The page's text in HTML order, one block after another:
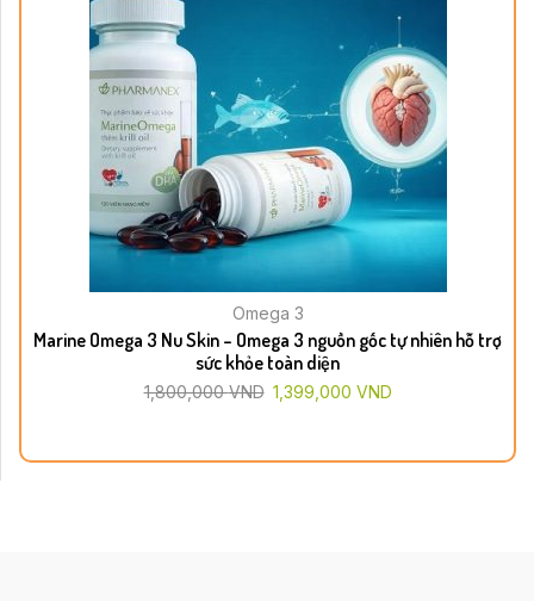
Omega 3
Marine Omega 3 Nu Skin – Omega 3 nguồn gốc tự nhiên hỗ trợ
sức khỏe toàn diện
1,800,000VND 1,399,000 VND